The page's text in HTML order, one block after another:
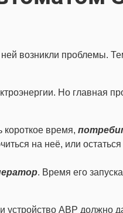
ней возникли проблемы.
Но главная
время,
на неё, или
. Время его
АВР должно